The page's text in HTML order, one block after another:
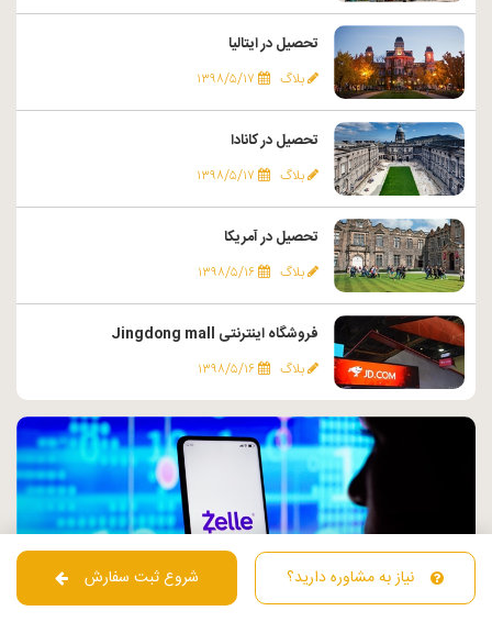
نیاز به مشاوره دارید؟ شروع ثبت سفارش
تحصیل در ایتالیا
بلاگ ۱۳۹۸/۵/۱۷
تحصیل در کانادا
بلاگ ۱۳۹۸/۵/۱۷
تحصیل در آمریکا
بلاگ ۱۳۹۸/۵/۱۶
فروشگاه اینترنتی Jingdong mall
بلاگ ۱۳۹۸/۵/۱۶